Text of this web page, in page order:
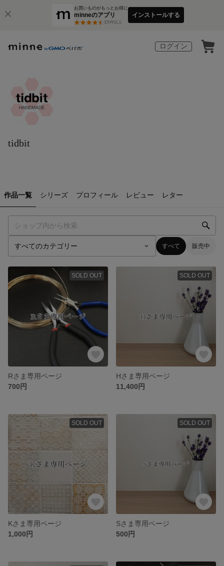
お買いものがもっとお得に
minneのアプリ
3万件以上
インストールする
ログイン
tidbit
作品一覧 シリーズ プロフィール レビュー レター
すべて 販売中
SOLD OUT
Rさま専用ページ
700円
SOLD OUT
Hさま専用ページ
11,400円
SOLD OUT
Kさま専用ページ
1,000円
SOLD OUT
Sさま専用ページ
500円